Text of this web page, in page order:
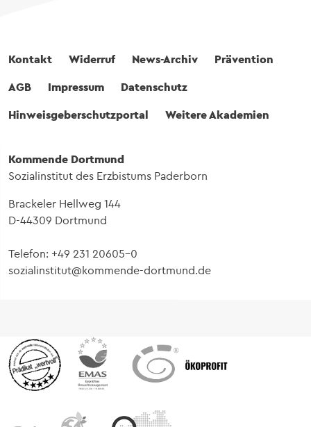
Fußbereich
Kontakt Widerruf News-Archiv
Prävention
AGB
Impressum
Datenschutz
Hinweisgeberschutzportal
Weitere Akademien
Kommende Dortmund
Sozialinstitut des Erzbistums Paderborn
Brackeler Hellweg 144
D-44309 Dortmund
Telefon: +49 231 20605-0
sozialinstitut@kommende-dortmund.de